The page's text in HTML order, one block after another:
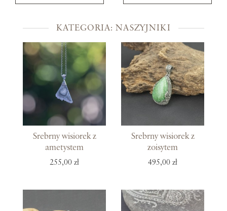
KATEGORIA: NASZYJNIKI
Srebrny wisiorek z
ametystem
255,00 zł
Srebrny wisiorek z
zoisytem
495,00 zł